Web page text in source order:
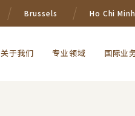
Brussels Ho Chi Minh
关于我们 专业领域 国际业